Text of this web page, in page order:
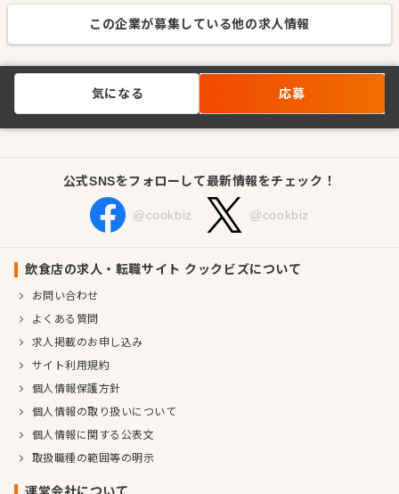
この企業が募集している他の求人情報
気になる 応募
公式SNSをフォローして最新情報をチェック！
@cookbiz @cookbiz
飲食店の求人・転職サイト クックビズについて
お問い合わせ
よくある質問
求人掲載のお申し込み
サイト利用規約
個人情報保護方針
個人情報の取り扱いについて
個人情報に関する公表文
取扱職種の範囲等の明示